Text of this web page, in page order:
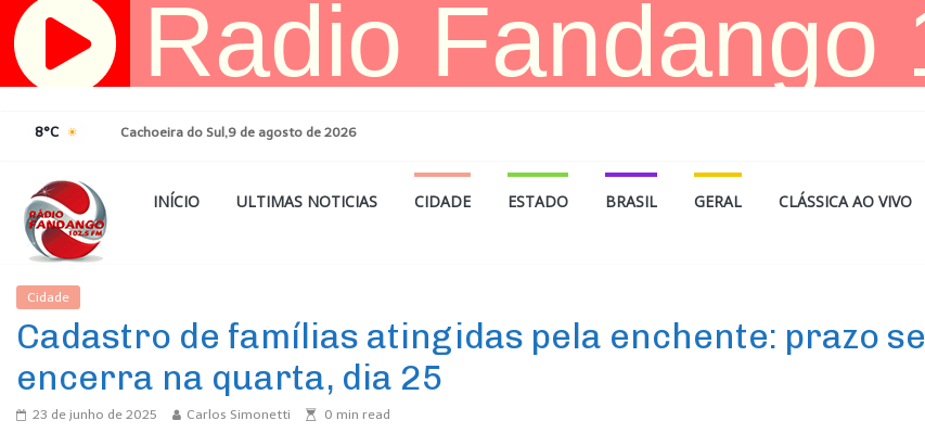
Pular
para
8°C Cachoeira do Sul,9 de agosto de 2026
INÍCIO ULTIMAS NOTICIAS CIDADE ESTADO BRASIL GERAL CLÁSSICA AO VIVO
Cidade
Cadastro de famílias atingidas pela enchente: prazo se
encerra na quarta, dia 25
23 de junho de 2025 Carlos Simonetti 0 min read